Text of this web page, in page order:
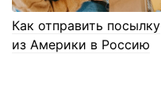
Как отправить посылку
из Америки в Россию